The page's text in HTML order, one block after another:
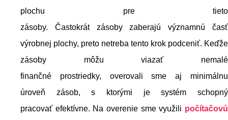
plochu pre tieto
zásoby. Častokrát zásoby zaberajú významnú časť
výrobnej plochy, preto netreba tento krok podceniť. Keďže
zásoby môžu viazať nemalé
finančné prostriedky, overovali sme aj minimálnu
úroveň zásob, s ktorými je systém schopný
pracovať efektívne. Na overenie sme využili počítačovú